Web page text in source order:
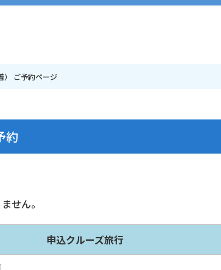
） ご予約ページ
約
せん。
申込クルーズ旅行